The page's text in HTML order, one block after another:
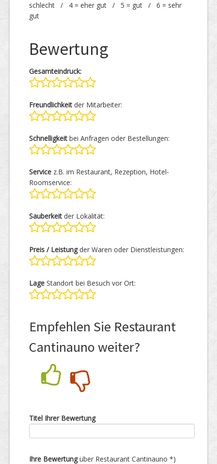
schlecht / 4 = eher gut / 5 = gut / 6 = sehr
gut
Bewertung
Gesamteindruck:
Freundlichkeit der Mitarbeiter:
Schnelligkeit bei Anfragen oder Bestellungen:
Service z.B. im Restaurant, Rezeption, Hotel-
Roomservice:
Sauberkeit der Lokalität:
Preis / Leistungder Waren oder Dienstleistungen:
Lage Standort bei Besuch vor Ort:
Empfehlen Sie Restaurant
Cantinauno weiter?
Titel Ihrer Bewertung
Ihre Bewertungüber Restaurant Cantinauno *)